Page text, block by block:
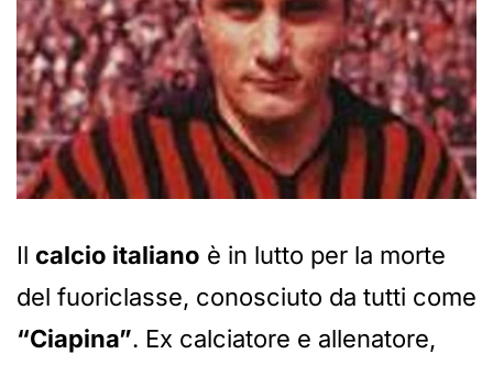
Il calcio italiano è in lutto per la morte
del fuoriclasse, conosciuto da tutti come
“Ciapina”. Ex calciatore e allenatore,